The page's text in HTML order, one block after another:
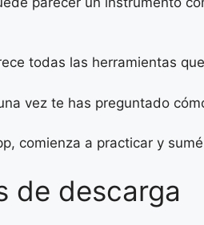
todas las herramientas
vez te has preguntado
comienza a practicar y
de descarga